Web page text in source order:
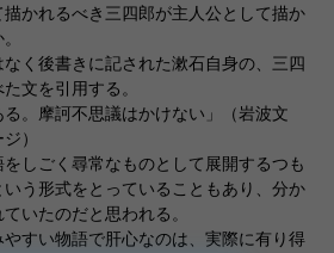
かれるべき三四郎が主人公として描か
く後書きに記された漱石自身の、三四
文を引用する。
る。摩訶不思議はかけない」（岩波文
）
しごく尋常なものとして展開するつも
う形式をとっていることもあり、分か
いたのだと思われる。
すい物語で肝心なのは、実際に有り得